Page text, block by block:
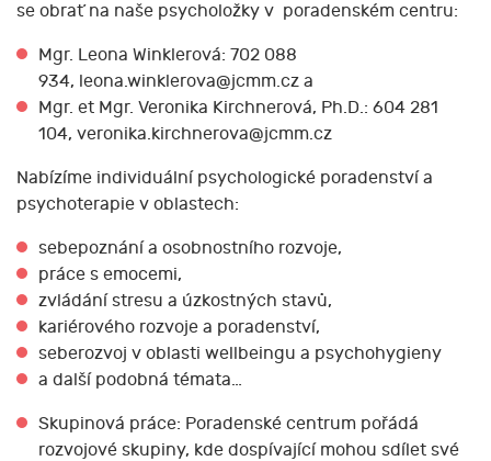
se obrať na naše psycholožky v poradenském centru:
Mgr. Leona Winklerová: 702 088
934, leona.winklerova@jcmm.cz a
Mgr. et Mgr. Veronika Kirchnerová, Ph.D.: 604 281
104, veronika.kirchnerova@jcmm.cz
Nabízíme individuální psychologické poradenství a
psychoterapie v oblastech:
sebepoznání a osobnostního rozvoje,
práce s emocemi,
zvládání stresu a úzkostných stavů,
kariérového rozvoje a poradenství,
seberozvoj v oblasti wellbeingu a psychohygieny
a další podobná témata…
Skupinová práce: Poradenské centrum pořádá
rozvojové skupiny, kde dospívající mohou sdílet své